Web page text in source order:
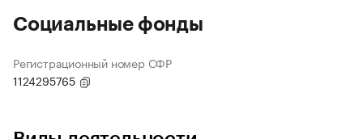
Социальные фонды
Регистрационный номер СФР
1124295765